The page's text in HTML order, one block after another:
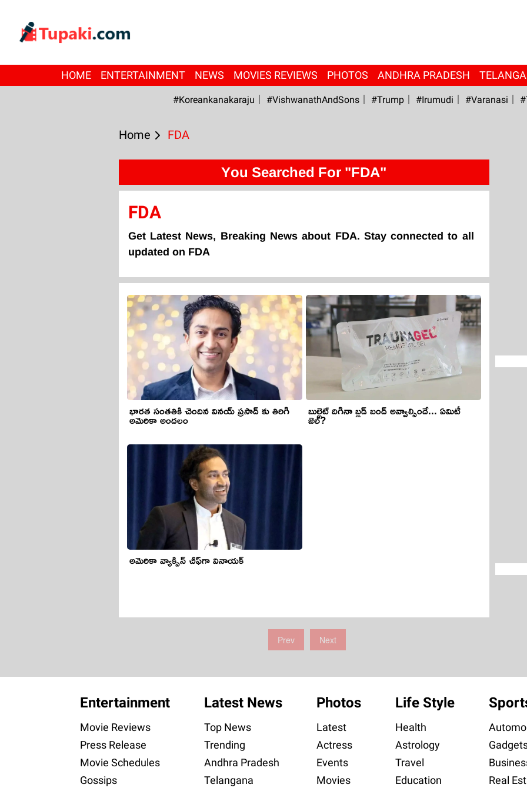
HOME ENTERTAINMENT NEWS MOVIES REVIEWS PHOTOS ANDHRA PRADESH
#Koreankanakaraju #VishwanathAndSons #Trump #irumudi #Varanasi
Home FDA
You Searched For "FDA"
FDA
Get Latest News, Breaking News about FDA. Stay connected to all
updated on FDA
భారత సంతతికి చెందిన వినయ్ ప్రసాద్‌ కు తిరిగి
అమెరికా అందలం
అమెరికా వ్యాక్సిన్ చీఫ్‌గా వినాయక్
బుల్లెట్ దిగినా బ్లడ్ బంద్ అవ్వాల్సిందే... ఏమిటీ
జెల్?
Prev Next
Entertainment
Movie Reviews
Press Release
Movie Schedules
Gossips
Latest News
Top News
Trending
Andhra Pradesh
Telangana
Photos
Latest
Actress
Events
Movies
Life Style
Health
Astrology
Travel
Education
Real